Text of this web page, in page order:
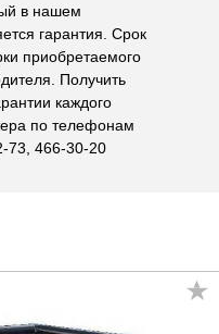
в нашем
гарантия. Срок
приобретаемого
Получить
каждого
по телефонам
73, 466-30-20